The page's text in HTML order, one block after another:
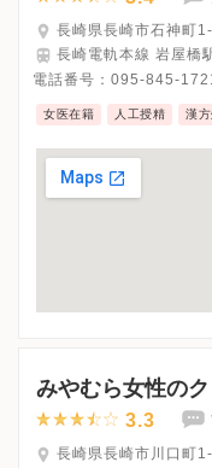
長崎県長崎市石神町
長崎電軌本線 岩屋橋
電話番号： 095-845-
女医在籍 人工授精 漢
みやむら女性の
3.3
長崎県長崎市川口町